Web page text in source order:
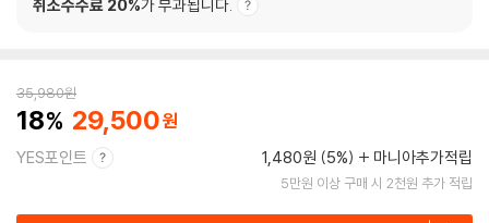
취소수수료 20%가 부과됩니다.
35,980원
18 29,500
YES포인트 1,480원 (5%) 마니아추가적립
5만원 이상 구매 시 2천원 추가 적립